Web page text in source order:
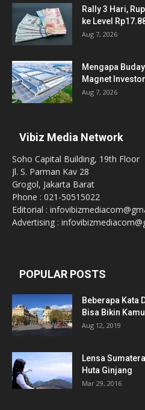
Rally 3 Hari,
ke Level
Aug 7, 2026
Mengapa
Magnet
Aug 7, 2026
Vibiz Media Network
Soho Capital Building, 19th Floor
Jl. S. Parman Kav 28
Grogol, Jakarta Barat
Phone : 021-50515022
Editorial :
Advertising :
POPULAR POSTS
Beberapa Kata
Bisa Bikin
Aug 12, 2019
Lensa
Huta Ginjang
Mar 29, 2016